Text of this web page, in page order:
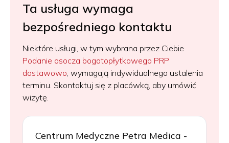
Ta usługa wymaga
bezpośredniego kontaktu
Niektóre usługi, w tym wybrana przez Ciebie
Podanie osocza bogatopłytkowego PRP
dostawowo, wymagają indywidualnego ustalenia
terminu. Skontaktuj się z placówką, aby umówić
wizytę.
Centrum Medyczne Petra Medica -